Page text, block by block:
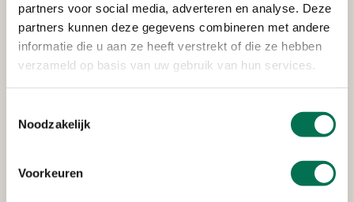
partners voor social media, adverteren en analyse. Deze
partners kunnen deze gegevens combineren met andere
informatie die u aan ze heeft verstrekt of die ze hebben
verzameld op basis van uw gebruik van hun services.
Noodzakelijk
Voorkeuren
Signalen van ondermijning
herkennen
‘Collega’s krijgen regelmatig trainingen op het gebied
ondermijning te herkennen én hier bewust mee bezig
te zijn. Maar ook ontwikkelingen op de voet te volgen.
Niet alleen belangrijk voor onze toezichthouders en
inspecteurs, maar ook voor vergunningverleners en